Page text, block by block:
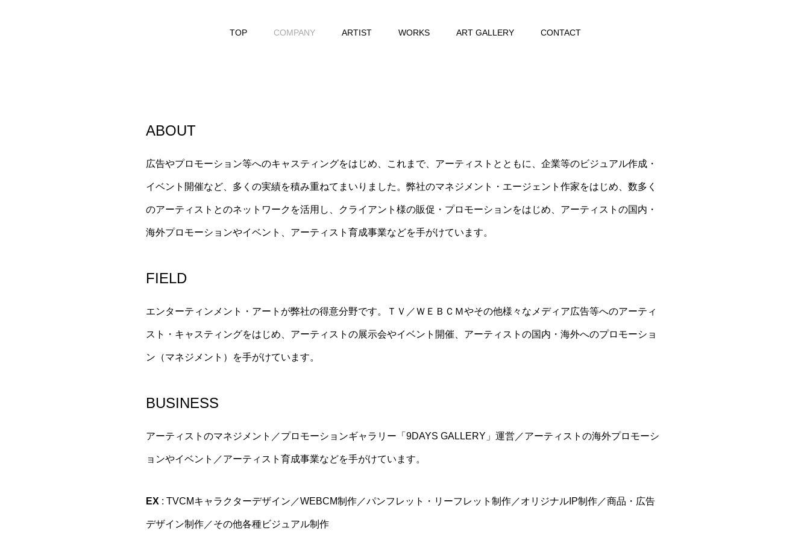
TOP COMPANY ARTIST WORKS ART GALLERY CONTACT
ABOUT
広告やプロモーション等へのキャスティングをはじめ、これまで、アーティストとともに、企業等のビジュアル作成・
イベント開催など、多くの実績を積み重ねてまいりました。弊社のマネジメント・エージェント作家をはじめ、数多く
のアーティストとのネットワークを活用し、クライアント様の販促・プロモーションをはじめ、アーティストの国内・
海外プロモーションやイベント、アーティスト育成事業などを手がけています。
FIELD
エンターティンメント・アートが弊社の得意分野です。ＴＶ／ＷＥＢＣＭやその他様々なメディア広告等へのアーティ
スト・キャスティングをはじめ、アーティストの展示会やイベント開催、アーティストの国内・海外へのプロモーショ
ン（マネジメント）を手がけています。
BUSINESS
アーティストのマネジメント／プロモーションギャラリー「9DAYS GALLERY」運営／アーティストの海外プロモーシ
ョンやイベント／アーティスト育成事業などを手がけています。
EX : TVCMキャラクターデザイン／WEBCM制作／パンフレット・リーフレット制作／オリジナルIP制作／商品・広告
デザイン制作／その他各種ビジュアル制作